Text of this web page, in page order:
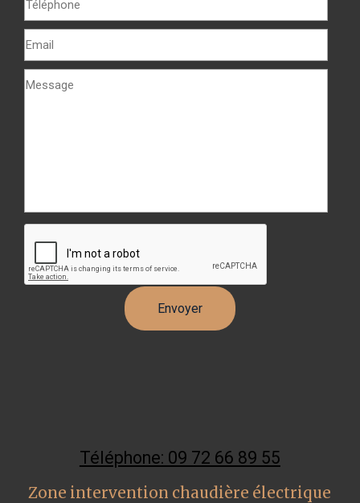
Téléphone: 09 72 66 89 55
Zone intervention chaudière électrique